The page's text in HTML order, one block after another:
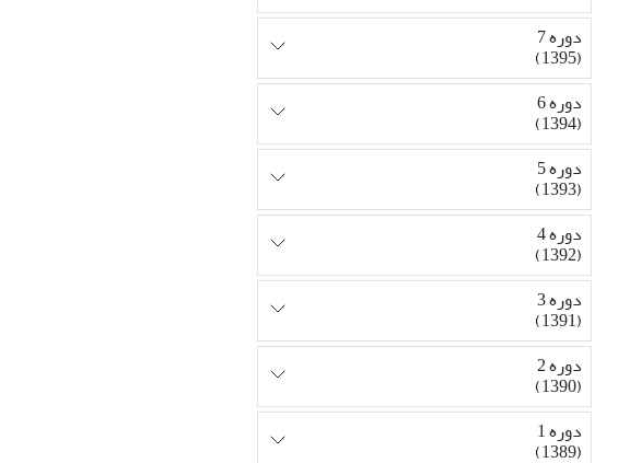
دوره 7
(1395)
دوره 6
(1394)
دوره 5
(1393)
دوره 4
(1392)
دوره 3
(1391)
دوره 2
(1390)
دوره 1
(1389)